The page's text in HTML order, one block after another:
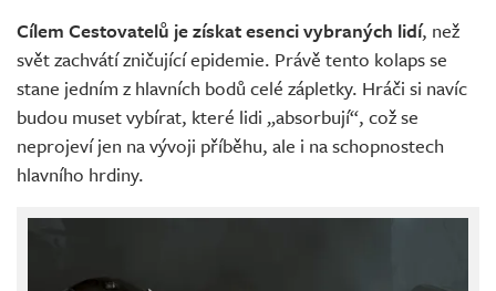
Cílem Cestovatelů je získat esenci vybraných lidí, než
svět zachvátí zničující epidemie. Právě tento kolaps se
stane jedním z hlavních bodů celé zápletky. Hráči si navíc
budou muset vybírat, které lidi „absorbují“, což se
neprojeví jen na vývoji příběhu, ale i na schopnostech
hlavního hrdiny.